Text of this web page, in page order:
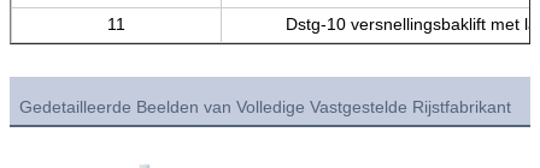
11
Dstg-10 versnellingsbaklift met
Gedetailleerde Beelden van Volledige Vastgestelde Rijstfabrikant